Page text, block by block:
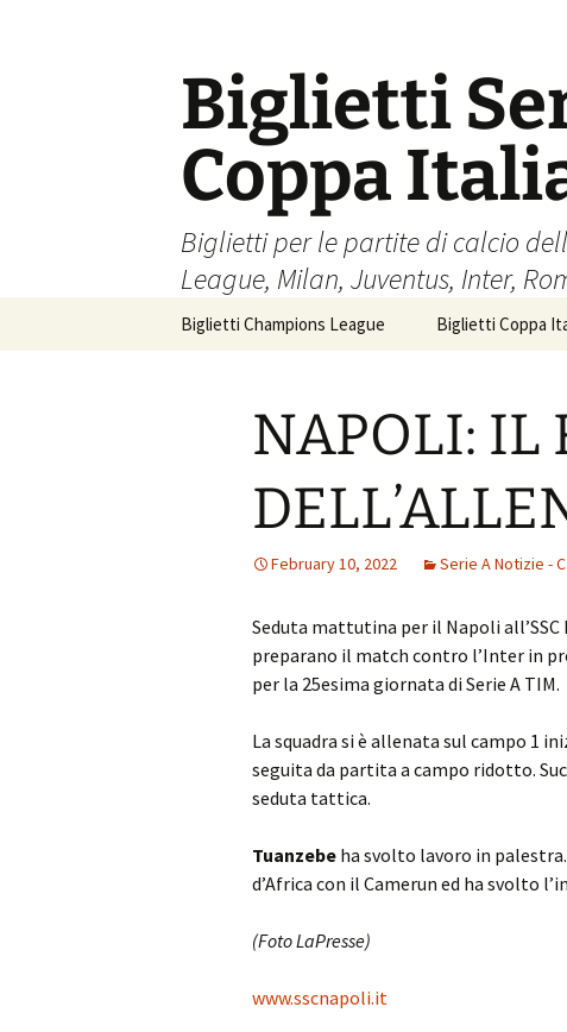
Biglietti
Coppa
Biglietti per le partite di calcio
League, Milan, Juventus, Inter,
Biglietti Champions League Biglietti Coppa
NAPOLI: IL
February 10, 2022 Serie A Notizie -
Seduta mattutina per il Napoli
preparano il match contro l’Inter in
per la 25esima giornata di Serie A TIM.
La squadra si è allenata sul campo 1
seguita da partita a campo ridotto.
seduta tattica.
Tuanzebe ha svolto lavoro in palestra.
d’Africa con il Camerun ed ha svolto
(Foto LaPresse)
www.sscnapoli.it